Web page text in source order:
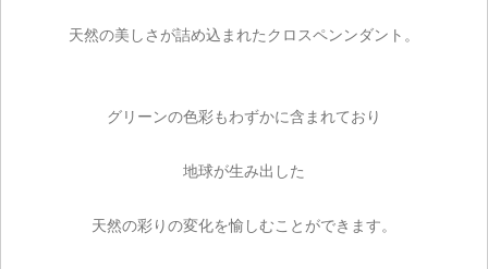
天然の美しさが詰め込まれたクロスペンンダント。
グリーンの色彩もわずかに含まれており
地球が生み出した
天然の彩りの変化を愉しむことができます。